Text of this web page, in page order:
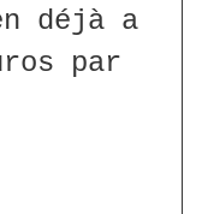
déjà a
par